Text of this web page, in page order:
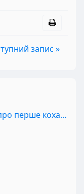
запис »
Вітька + Галя, або Повість про перше кохання